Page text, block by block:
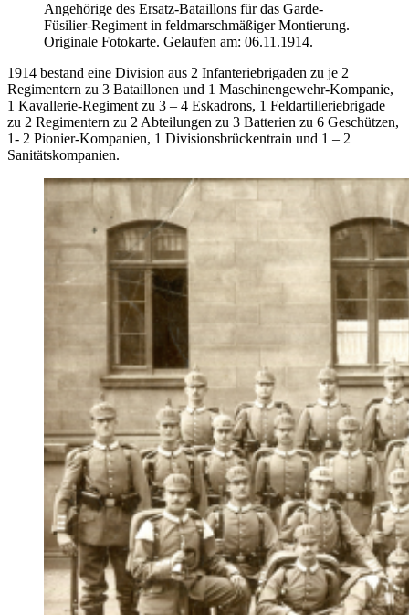
Angehörige des Ersatz-Bataillons für das Garde-
Füsilier-Regiment in feldmarschmäßiger Montierung.
Originale Fotokarte. Gelaufen am: 06.11.1914.
1914 bestand eine Division aus 2 Infanteriebrigaden zu je 2
Regimentern zu 3 Bataillonen und 1 Maschinengewehr-Kompanie,
1 Kavallerie-Regiment zu 3 – 4 Eskadrons, 1 Feldartilleriebrigade
zu 2 Regimentern zu 2 Abteilungen zu 3 Batterien zu 6 Geschützen,
1- 2 Pionier-Kompanien, 1 Divisionsbrückentrain und 1 – 2
Sanitätskompanien.